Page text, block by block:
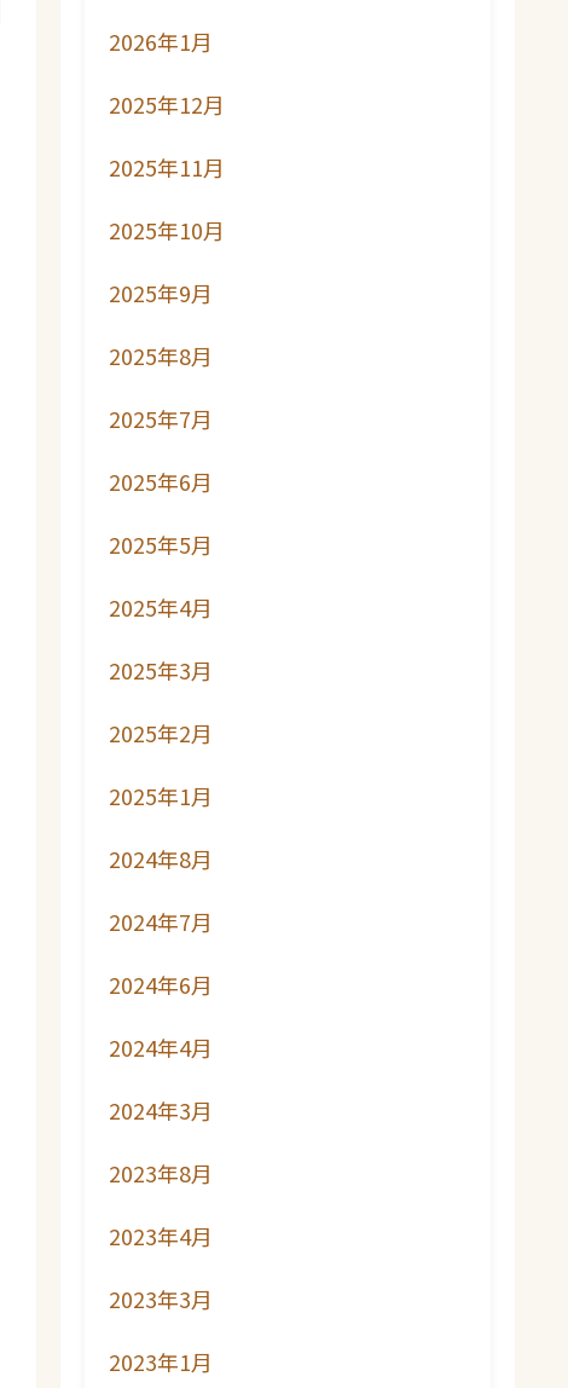
2026年1月
2025年12月
2025年11月
2025年10月
2025年9月
2025年8月
2025年7月
2025年6月
2025年5月
2025年4月
2025年3月
2025年2月
2025年1月
2024年8月
2024年7月
2024年6月
2024年4月
2024年3月
2023年8月
2023年4月
2023年3月
2023年1月